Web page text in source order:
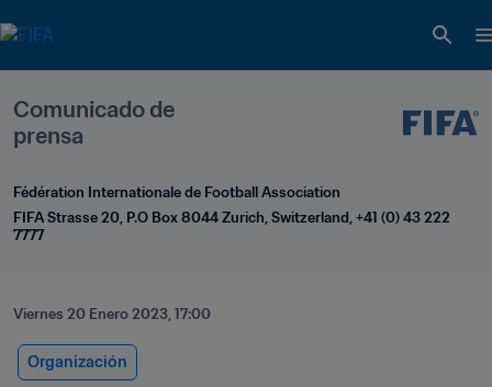
Comunicado de
prensa
Fédération Internationale de Football Association
FIFA Strasse 20, P.O Box 8044 Zurich, Switzerland, +41 (0) 43 222
7777
Viernes 20 Enero 2023, 17:00
Organización